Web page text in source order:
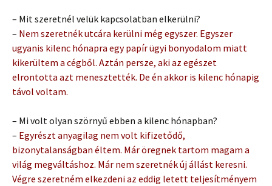
– Mit szeretnél velük kapcsolatban elkerülni?
– Nem szeretnék utcára kerülni még egyszer. Egyszer
ugyanis kilenc hónapra egy papír ügyi bonyodalom miatt
kikerültem a cégből. Aztán persze, aki az egészet
elrontotta azt menesztették. De én akkor is kilenc hónapig
távol voltam.
– Mi volt olyan szörnyű ebben a kilenc hónapban?
– Egyrészt anyagilag nem volt kifizetődő,
bizonytalanságban éltem. Már öregnek tartom magam a
világ megváltáshoz. Már nem szeretnék új állást keresni.
Végre szeretném elkezdeni az eddig letett teljesítményem